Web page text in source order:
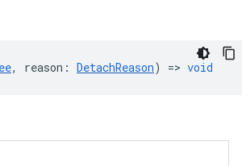
, reason : DetachReason) => void